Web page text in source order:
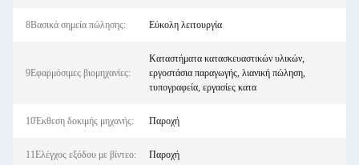
8Βασικά σημεία πώλησης: Εύκολη λειτουργία
9Εφαρμόσιμες βιομηχανίες:
Καταστήματα κατασκευαστικών υλικών,
εργοστάσια παραγωγής, λιανική πώληση,
τυπογραφεία, εργασίες κατα
10Έκθεση δοκιμής μηχανής: Παροχή
11Ελέγχος εξόδου με βίντεο: Παροχή